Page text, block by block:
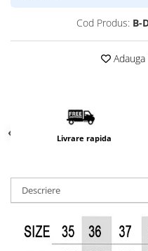
Cod Produs: B-
Livrare rapida
Descriere